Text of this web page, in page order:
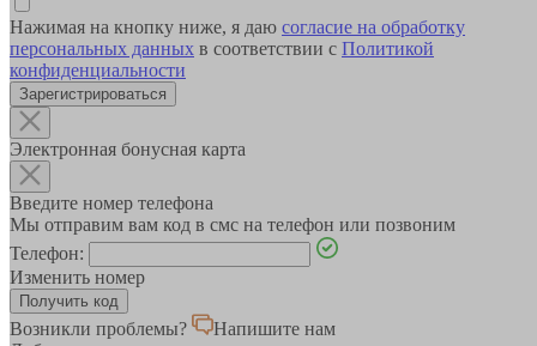
Нажимая на кнопку ниже, я даю согласие на обработку
персональных данных в соответствии с Политикой
конфиденциальности
Зарегистрироваться
Электронная бонусная карта
Введите номер телефона
Мы отправим вам код в смс на телефон или позвоним
Телефон:
Изменить номер
Возникли проблемы?
Напишите нам